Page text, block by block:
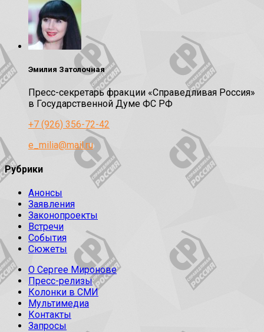
Эмилия Затолочная
Пресс-секретарь фракции «Справедливая Россия»
в Государственной Думе ФС РФ
+7 (926) 356-72-42
e_milia@mail.ru
Рубрики
Анонсы
Заявления
Законопроекты
Встречи
События
Сюжеты
О Сергее Миронове
Пресс-релизы
Колонки в СМИ
Мультимедиа
Контакты
Запросы